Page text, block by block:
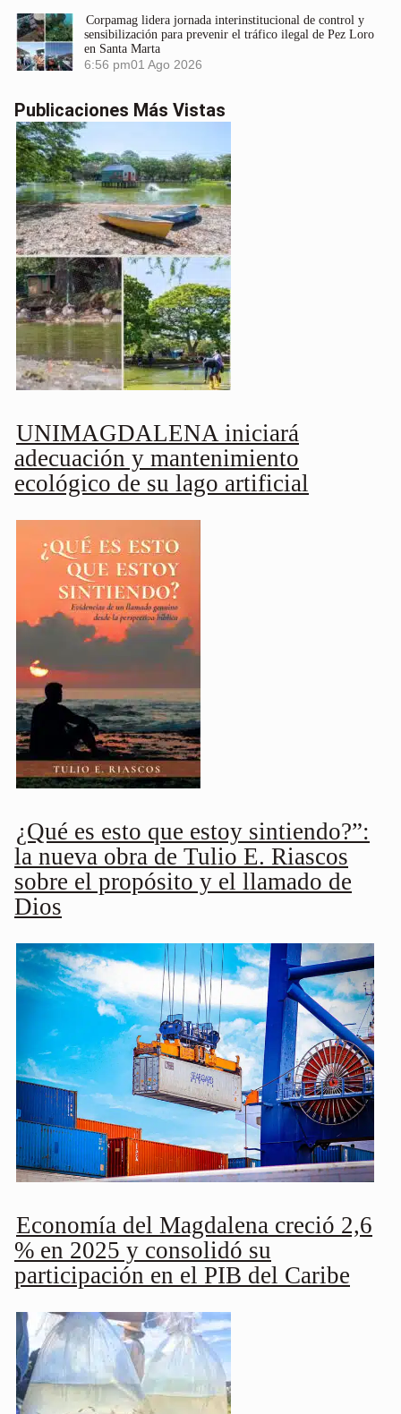
Corpamag lidera jornada interinstitucional de control y
sensibilización para prevenir el tráfico ilegal de Pez Loro
en Santa Marta
6:56 pm01 Ago 2026
Publicaciones Más Vistas
UNIMAGDALENA iniciará
adecuación y mantenimiento
ecológico de su lago artificial
¿Qué es esto que estoy sintiendo?”:
la nueva obra de Tulio E. Riascos
sobre el propósito y el llamado de
Dios
Economía del Magdalena creció 2,6
% en 2025 y consolidó su
participación en el PIB del Caribe